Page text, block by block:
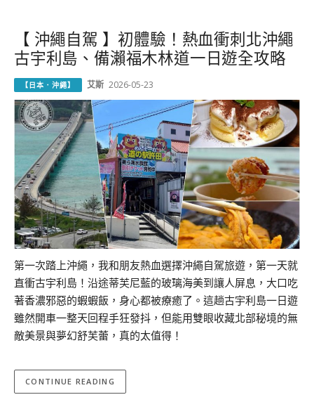
【 沖繩自駕 】初體驗！熱血衝刺北沖繩
古宇利島、備瀨福木林道一日遊全攻略
【日本．沖繩】 艾斯 2026-05-23
第一次踏上沖繩，我和朋友熱血選擇沖繩自駕旅遊，第一天就
直衝古宇利島！沿途蒂芙尼藍的玻璃海美到讓人屏息，大口吃
著香濃邪惡的蝦蝦飯，身心都被療癒了。這趟古宇利島一日遊
雖然開車一整天回程手狂發抖，但能用雙眼收藏北部秘境的無
敵美景與夢幻舒芙蕾，真的太值得！
CONTINUE READING